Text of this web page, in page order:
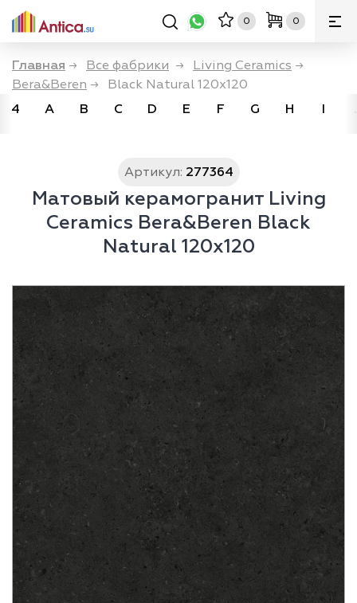
0 0
Главная → Все фабрики → Living Ceramics →
Bera&Beren →
Black Natural 120x120
4
A B C D E F G H I
Артикул: 277364
Матовый керамогранит Living
Ceramics Bera&Beren Black
Natural 120x120